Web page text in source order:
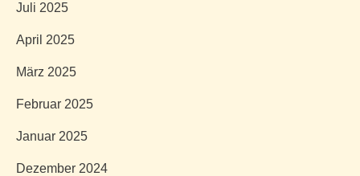
Juli 2025
April 2025
März 2025
Februar 2025
Januar 2025
Dezember 2024